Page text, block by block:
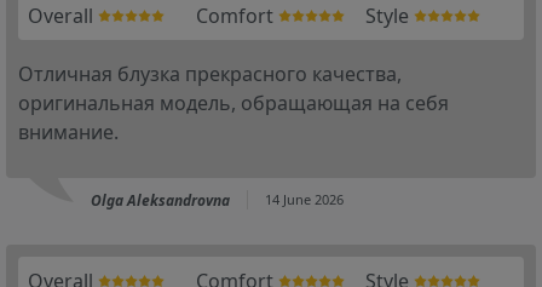
Overall Comfort Style
Отличная блузка прекрасного качества,
оригинальная модель, обращающая на себя
внимание.
Olga Aleksandrovna 14 June 2026
Overall Comfort Style